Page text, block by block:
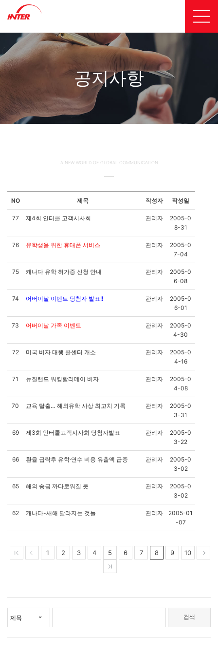
공지사항
A NEW WORLD OF GLOBAL COMMUNICATION
NO 제목 작성자 작성일
77 제4회 인터콜 고객시사회 관리자
2005-0
8-31
76 유학생을 위한 휴대폰 서비스 관리자
2005-0
7-04
75 캐나다 유학 허가증 신청 안내 관리자
2005-0
6-08
74 어버이날 이벤트 당첨자 발표!! 관리자
2005-0
6-01
73 어버이날 가족 이벤트 관리자
2005-0
4-30
72 미국 비자 대행 콜센터 개소 관리자
2005-0
4-16
71 뉴질랜드 워킹할리데이 비자 관리자
2005-0
4-08
70 교육 탈출… 해외유학 사상 최고치 기록 관리자
2005-0
3-31
69 제3회 인터콜고객시사회 당첨자발표 관리자
2005-0
3-22
66 환율 급락후 유학·연수 비용 유출액 급증 관리자
2005-0
3-02
65 해외 송금 까다로워질 듯 관리자
2005-0
3-02
62 캐나다-새해 달라지는 것들 관리자
2005-01
-07
1 2 3 4 5 6 7 8 9 10